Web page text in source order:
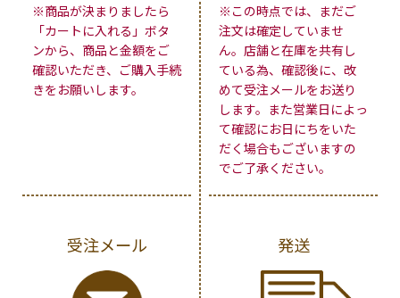
※商品が決まりましたら
「カートに入れる」ボタ
ンから、商品と金額をご
確認いただき、ご購入手続
きをお願いします。
※この時点では、まだご
注文は確定していませ
ん。店舗と在庫を共有し
ている為、確認後に、改
めて受注メールをお送り
します。また営業日によっ
て確認にお日にちをいた
だく場合もございますの
でご了承ください。
受注メール 発送